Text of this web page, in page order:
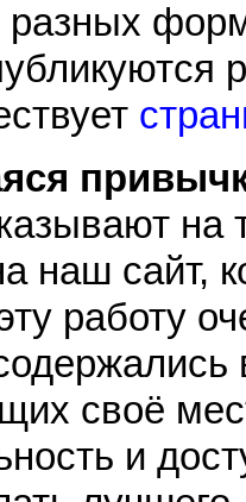
на
наш сайт,
работу
своё
и